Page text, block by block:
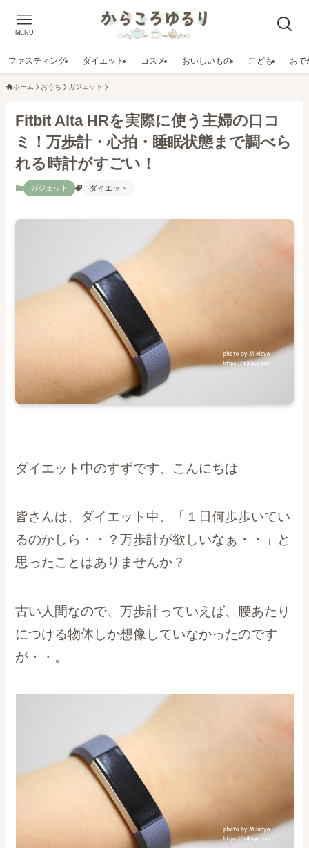
MENU
ファスティング ダイエット コスメ おいしいもの こども おで
ホーム おうち ガジェット
Fitbit Alta HRを実際に使う主婦の口コ
ミ！万歩計・心拍・睡眠状態まで調べら
れる時計がすごい！
ガジェット ダイエット
ダイエット中のすずです、こんにちは
皆さんは、ダイエット中、「１日何歩歩いてい
るのかしら・・？万歩計が欲しいなぁ・・」と
思ったことはありませんか？
古い人間なので、万歩計っていえば、腰あたり
につける物体しか想像していなかったのです
が・・。